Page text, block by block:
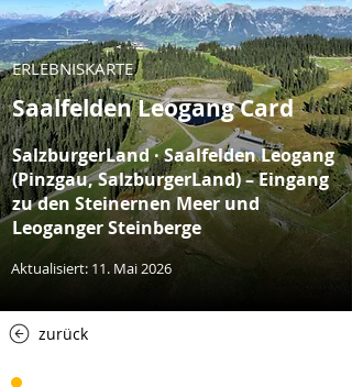
ERLEBNISKARTE
Saalfelden Leogang Card
SalzburgerLand · Saalfelden Leogang
(Pinzgau, SalzburgerLand) – Eingang
zu den Steinernen Meer und
Leoganger Steinberge
Aktualisiert: 11. Mai 2026
zurück